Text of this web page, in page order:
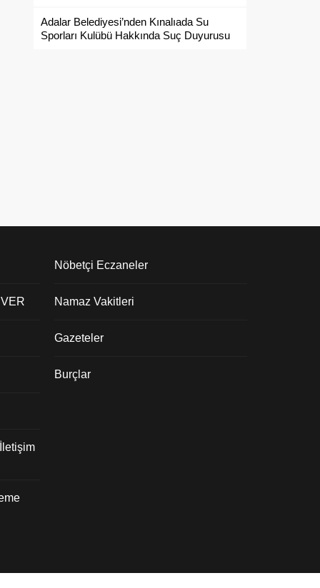
Adalar Belediyesi’nden Kınalıada Su
Sporları Kulübü Hakkında Suç Duyurusu
Nöbetçi Eczaneler
Namaz Vakitleri
Gazeteler
Burçlar